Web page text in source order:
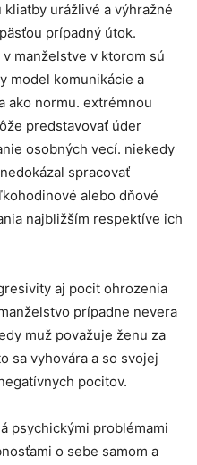
urážlivé a výhražné
prípadný útok.
manželstve v ktorom sú
model komunikácie a
ako normu. extrémnou
predstavovať úder
osobných vecí. niekedy
spracovať
alebo dňové
najbližším respektíve ich
aj pocit ohrozenia
prípadne nevera
muž považuje ženu za
sa vyhovára a so svojej
pocitov.
psychickými problémami
o sebe samom a